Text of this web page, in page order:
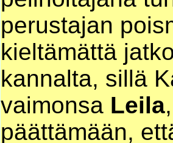
perustajan
kieltämättä
kannalta, sillä
vaimonsa Leila
päättämään,